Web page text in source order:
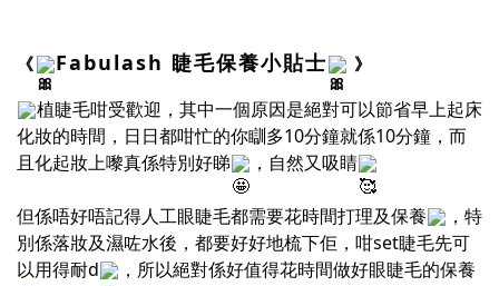
《 Fabulash 睫毛保養小貼士 》
植睫毛咁受歡迎，其中一個原因是絕對可以節省早上起床
化妝的時間，日日都咁忙的你瞓多10分鐘就係10分鐘，而
且化起妝上嚟真係特別好睇
，自然又吸睛
但係唔好唔記得人工眼睫毛都需要花時間打理及保養
，特
別係落妝及濕咗水後，都要好好地梳下佢，咁set睫毛先可
以用得耐d
，所以絕對係好值得花時間做好眼睫毛的保養